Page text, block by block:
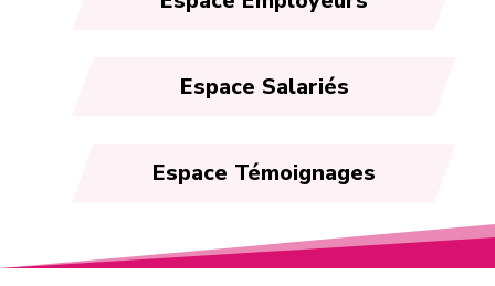
Espace Salariés
Espace Témoignages